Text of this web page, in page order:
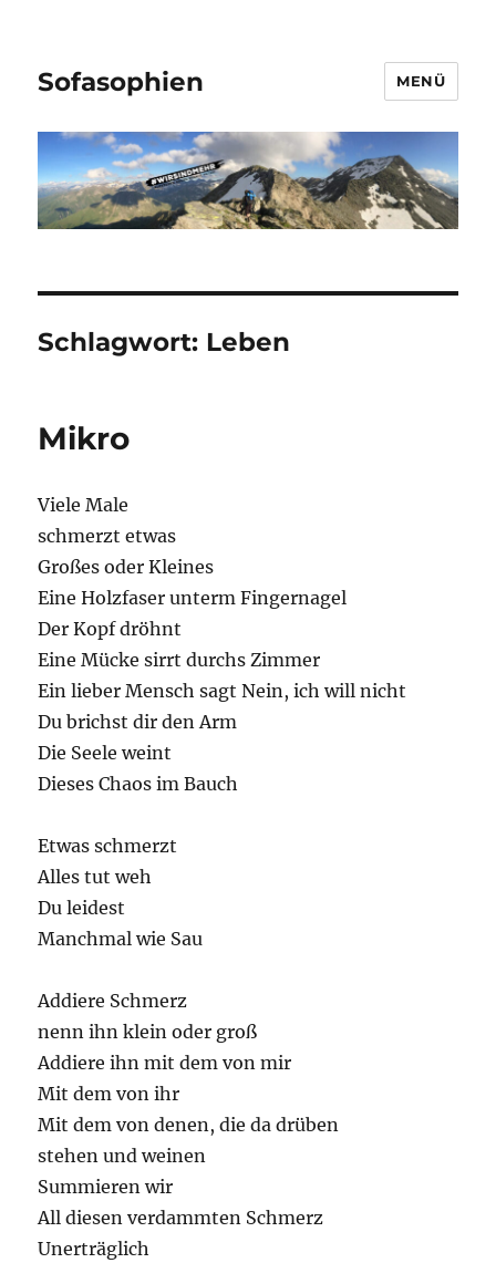
Sofasophien MENÜ
Schlagwort: Leben
Mikro
Viele Male
schmerzt etwas
Großes oder Kleines
Eine Holzfaser unterm Fingernagel
Der Kopf dröhnt
Eine Mücke sirrt durchs Zimmer
Ein lieber Mensch sagt Nein, ich will nicht
Du brichst dir den Arm
Die Seele weint
Dieses Chaos im Bauch
Etwas schmerzt
Alles tut weh
Du leidest
Manchmal wie Sau
Addiere Schmerz
nenn ihn klein oder groß
Addiere ihn mit dem von mir
Mit dem von ihr
Mit dem von denen, die da drüben
stehen und weinen
Summieren wir
All diesen verdammten Schmerz
Unerträglich